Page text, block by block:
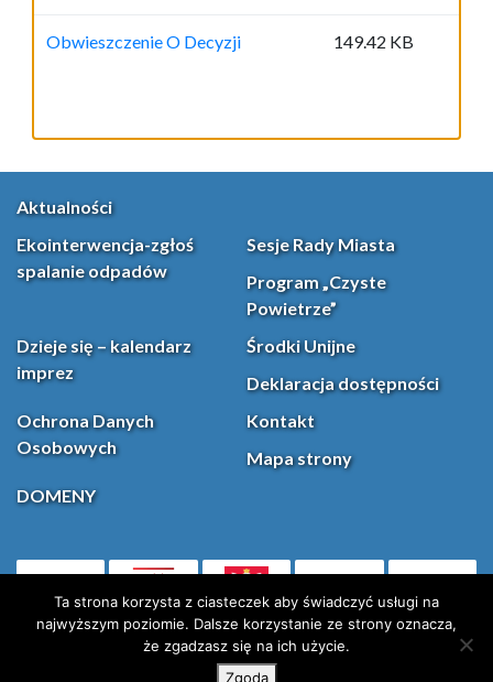
Obwieszczenie O Decyzji 149.42 KB
Aktualności
Ekointerwencja-zgłoś
spalanie odpadów
Sesje Rady Miasta
Program „Czyste
Powietrze”
Dzieje się – kalendarz
imprez
Środki Unijne
Deklaracja dostępności
Ochrona Danych
Osobowych
Kontakt
Mapa strony
DOMENY
(otwiera się w nowej karcie)Facebook
X (Twitter)
Ta strona korzysta z ciasteczek aby świadczyć usługi na
najwyższym poziomie. Dalsze korzystanie ze strony oznacza,
że zgadzasz się na ich użycie.
Zgoda